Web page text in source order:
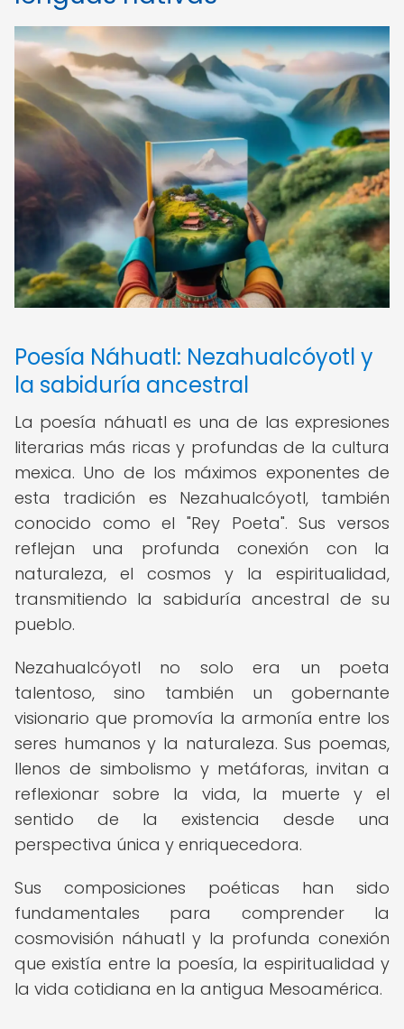
Poesía Náhuatl: Nezahualcóyotl y
la sabiduría ancestral
La poesía náhuatl es una de las expresiones
literarias más ricas y profundas de la cultura
mexica. Uno de los máximos exponentes de
esta tradición es Nezahualcóyotl, también
conocido como el "Rey Poeta". Sus versos
reflejan una profunda conexión con la
naturaleza, el cosmos y la espiritualidad,
transmitiendo la sabiduría ancestral de su
pueblo.
Nezahualcóyotl no solo era un poeta
talentoso, sino también un gobernante
visionario que promovía la armonía entre los
seres humanos y la naturaleza. Sus poemas,
llenos de simbolismo y metáforas, invitan a
reflexionar sobre la vida, la muerte y el
sentido de la existencia desde una
perspectiva única y enriquecedora.
Sus composiciones poéticas han sido
fundamentales para comprender la
cosmovisión náhuatl y la profunda conexión
que existía entre la poesía, la espiritualidad y
la vida cotidiana en la antigua Mesoamérica.